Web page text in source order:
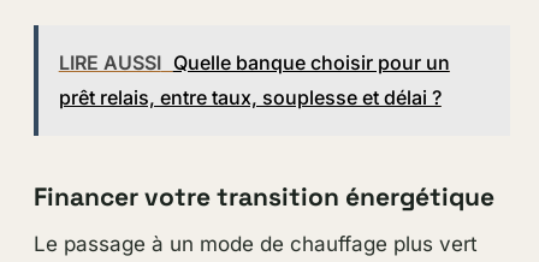
LIRE AUSSI Quelle banque choisir pour un
prêt relais, entre taux, souplesse et délai ?
Financer votre transition énergétique
Le passage à un mode de chauffage plus vert